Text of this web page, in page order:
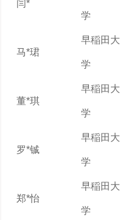
闫*
学
马*珺
早稲田大
学
董*琪
早稲田大
学
罗*铖
早稲田大
学
郑*怡
早稲田大
学